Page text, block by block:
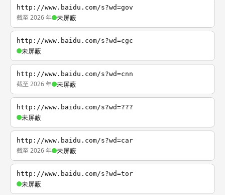
http://www.baidu.com/s?wd=gov
截至 2026 年 未屏蔽
http://www.baidu.com/s?wd=cgc
未屏蔽
http://www.baidu.com/s?wd=cnn
截至 2026 年 未屏蔽
http://www.baidu.com/s?wd=???
未屏蔽
http://www.baidu.com/s?wd=car
截至 2026 年 未屏蔽
http://www.baidu.com/s?wd=tor
未屏蔽